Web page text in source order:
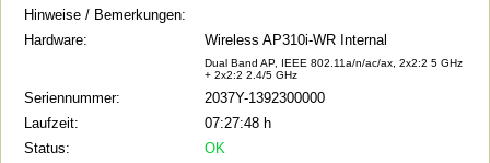
Computer-
Hinweise / Bemerkungen:
Hardware:
Wireless AP310i-WR Internal
Dual Band AP, IEEE 802.11a/n/ac/ax, 2x2:2 5 GHz
+ 2x2:2 2.4/5 GHz
Seriennummer:
2037Y-1392300000
Laufzeit:
07:27:48 h
Status:
OK